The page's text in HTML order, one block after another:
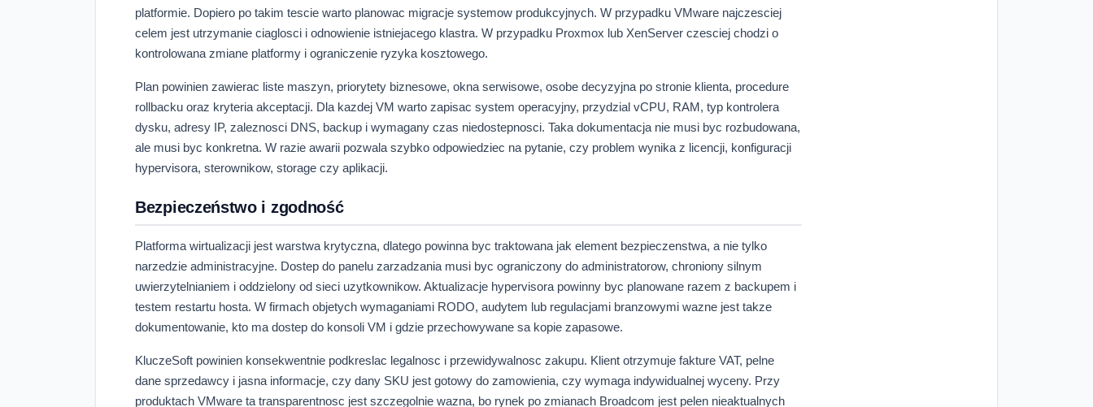
platformie. Dopiero po takim tescie warto planowac migracje systemow produkcyjnych. W przypadku VMware najczesciej
celem jest utrzymanie ciaglosci i odnowienie istniejacego klastra. W przypadku Proxmox lub XenServer czesciej chodzi o
kontrolowana zmiane platformy i ograniczenie ryzyka kosztowego.
Plan powinien zawierac liste maszyn, priorytety biznesowe, okna serwisowe, osobe decyzyjna po stronie klienta, procedure
rollbacku oraz kryteria akceptacji. Dla kazdej VM warto zapisac system operacyjny, przydzial vCPU, RAM, typ kontrolera
dysku, adresy IP, zaleznosci DNS, backup i wymagany czas niedostepnosci. Taka dokumentacja nie musi byc rozbudowana,
ale musi byc konkretna. W razie awarii pozwala szybko odpowiedziec na pytanie, czy problem wynika z licencji, konfiguracji
hypervisora, sterownikow, storage czy aplikacji.
Bezpieczeństwo i zgodność
Platforma wirtualizacji jest warstwa krytyczna, dlatego powinna byc traktowana jak element bezpieczenstwa, a nie tylko
narzedzie administracyjne. Dostep do panelu zarzadzania musi byc ograniczony do administratorow, chroniony silnym
uwierzytelnianiem i oddzielony od sieci uzytkownikow. Aktualizacje hypervisora powinny byc planowane razem z backupem i
testem restartu hosta. W firmach objetych wymaganiami RODO, audytem lub regulacjami branzowymi wazne jest takze
dokumentowanie, kto ma dostep do konsoli VM i gdzie przechowywane sa kopie zapasowe.
KluczeSoft powinien konsekwentnie podkreslac legalnosc i przewidywalnosc zakupu. Klient otrzymuje fakture VAT, pelne
dane sprzedawcy i jasna informacje, czy dany SKU jest gotowy do zamowienia, czy wymaga indywidualnej wyceny. Przy
produktach VMware ta transparentnosc jest szczegolnie wazna, bo rynek po zmianach Broadcom jest pelen nieaktualnych